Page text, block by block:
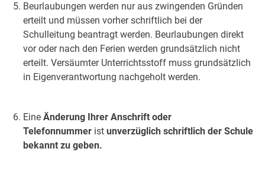
Beurlaubungen werden nur aus zwingenden Gründen
erteilt und müssen vorher schriftlich bei der
Schulleitung beantragt werden. Beurlaubungen direkt
vor oder nach den Ferien werden grundsätzlich nicht
erteilt. Versäumter Unterrichtsstoff muss grundsätzlich
in Eigenverantwortung nachgeholt werden.
EineÄnderung Ihrer Anschrift oder
Telefonnummer istunverzüglich schriftlich der Schule
bekannt zu geben.